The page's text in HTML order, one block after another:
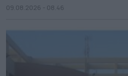
09.08.2026 - 08.46